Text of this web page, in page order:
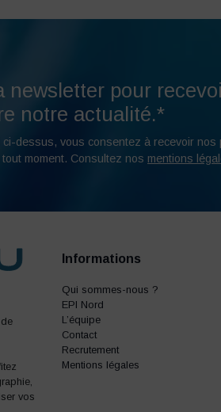
newsletter pour
notre actualité.*
dessus, vous consentez à recevoir
tout moment. Consultez nos mentions
vos
Informations
Qui sommes-nous ?
EPI Nord
L’équipe
Contact
Recrutement
Mentions légales